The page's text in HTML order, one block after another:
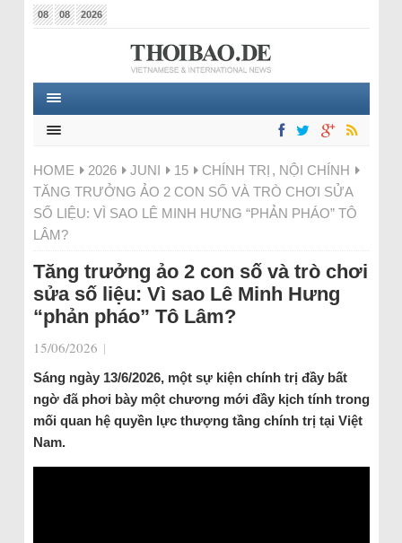
08 08 2026
HOME 2026 JUNI 15 CHÍNH TRỊ , NỘI CHÍNH
TĂNG TRƯỞNG ẢO 2 CON SỐ VÀ TRÒ CHƠI SỬA
SỐ LIỆU: VÌ SAO LÊ MINH HƯNG “PHẢN PHÁO” TÔ
LÂM?
Tăng trưởng ảo 2 con số và trò chơi
sửa số liệu: Vì sao Lê Minh Hưng
“phản pháo” Tô Lâm?
15/06/2026 |
Sáng ngày 13/6/2026, một sự kiện chính trị đầy bất
ngờ đã phơi bày một chương mới đầy kịch tính trong
mối quan hệ quyền lực thượng tầng chính trị tại Việt
Nam.